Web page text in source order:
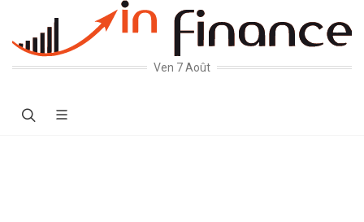
Ven 7 Août